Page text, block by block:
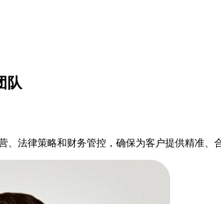
队
、法律策略和财务管控，确保为客户提供精准、